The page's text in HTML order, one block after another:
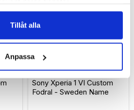
Tillåt alla
Anpassa
Lägg till i favoritlistan
Sony Xperia 1 VI Custom
Fodral - Sweden Name